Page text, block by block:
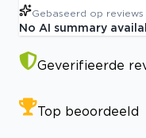
Gebaseerd op reviews
No AI summary
Geverifieerde
Top beoordeeld